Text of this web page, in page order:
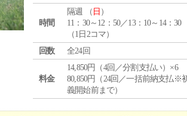
時間
隔週 （ 日 ）
11：30～12：50／13：10～14：30
（1日2コマ）
回数
全24回
料金
14,850円（4回／分割支払い）×6
80,850円（24回／一括前納支払※
義開始前まで）